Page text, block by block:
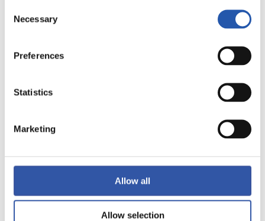
Selection
Necessary
Preferences
Statistics
Marketing
Allow all
Allow selection